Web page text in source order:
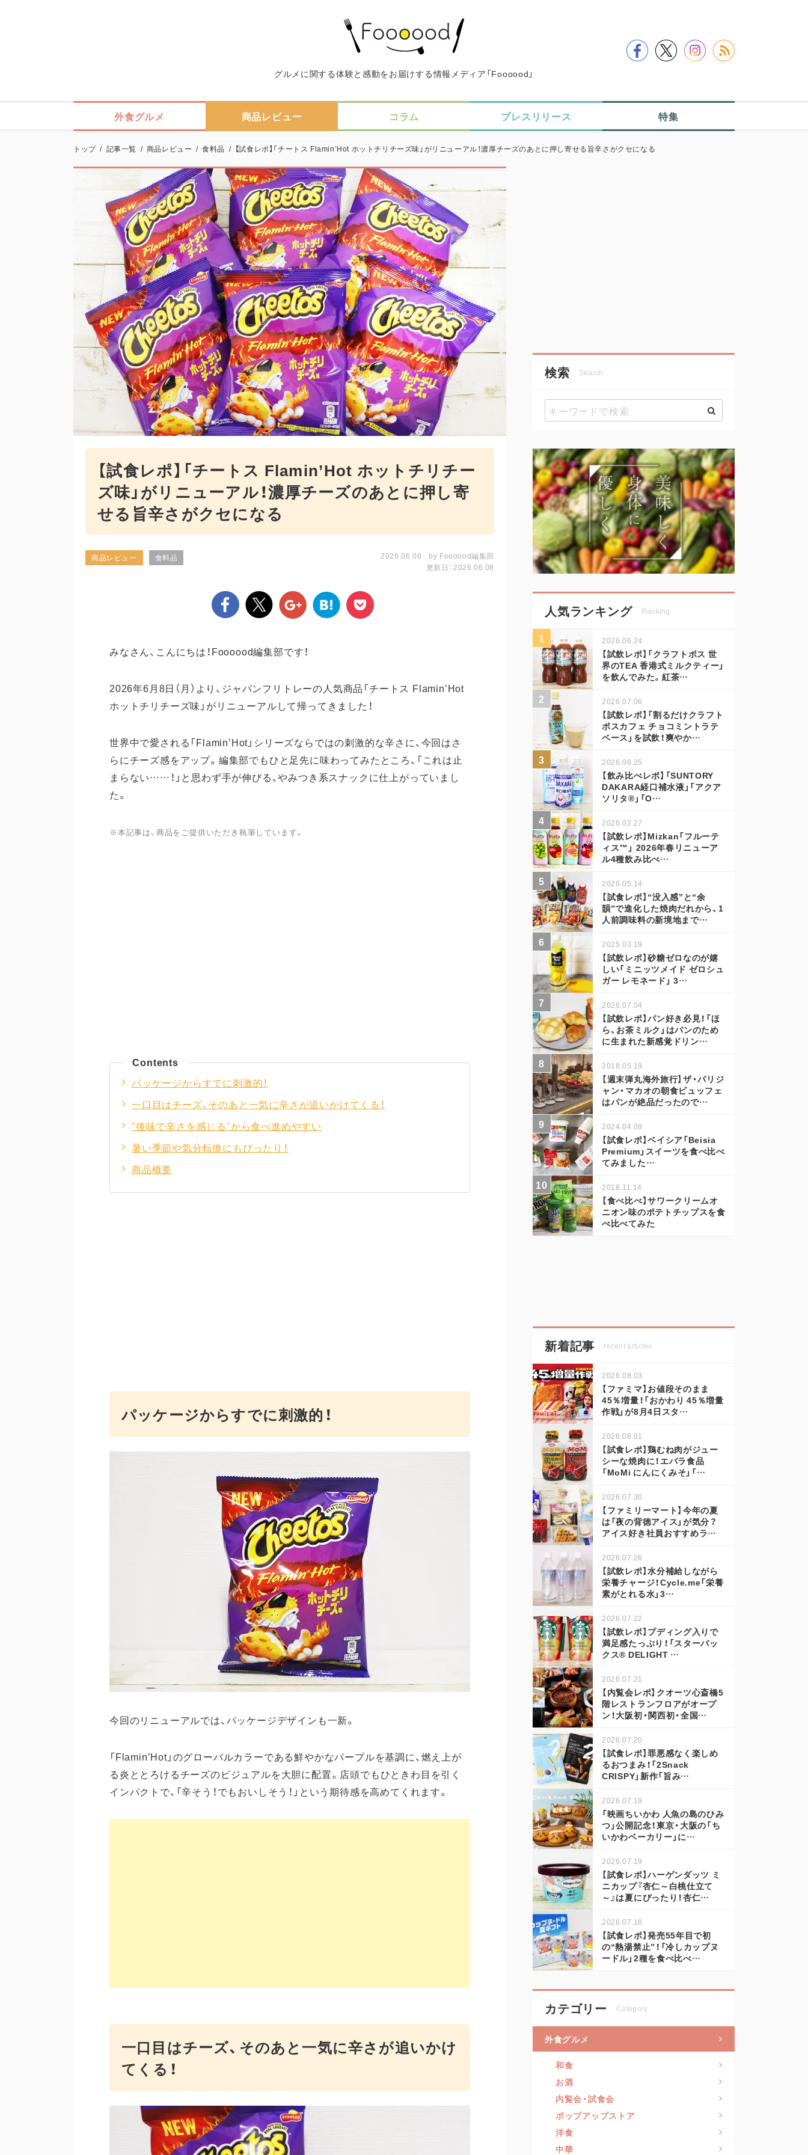
グルメに関する体験と感動をお届けする情報メディア「Foooood」
外食グルメ 商品レビュー コラム プレスリリース 特集
トップ / 記事一覧 / 商品レビュー / 食料品 / 【試食レポ】「チートス Flamin’Hot ホットチリチーズ味」がリニューアル！濃厚チーズのあとに押し寄せる旨辛さがクセになる
【試食レポ】「チートス Flamin’Hot ホットチリチー
ズ味」がリニューアル！濃厚チーズのあとに押し寄
せる旨辛さがクセになる
商品レビュー 食料品 2026.06.08 by Foooood編集部
更新日：2026.06.08
みなさん、こんにちは！Foooood編集部です！
2026年6月8日（月）より、ジャパンフリトレーの人気商品「チートス Flamin’Hot
ホットチリチーズ味」がリニューアルして帰ってきました！
世界中で愛される「Flamin’Hot」シリーズならではの刺激的な辛さに、今回はさ
らにチーズ感をアップ。編集部でもひと足先に味わってみたところ、「これは止
まらない……！」と思わず手が伸びる、やみつき系スナックに仕上がっていまし
た。
※本記事は、商品をご提供いただき執筆しています。
Contents
パッケージからすでに刺激的！
一口目はチーズ、そのあと一気に辛さが追いかけてくる！
"後味で辛さを感じる"から食べ進めやすい
暑い季節や気分転換にもぴったり！
商品概要
パッケージからすでに刺激的！
今回のリニューアルでは、パッケージデザインも一新。
「Flamin’Hot」のグローバルカラーである鮮やかなパープルを基調に、燃え上が
る炎ととろけるチーズのビジュアルを大胆に配置。店頭でもひときわ目を引く
インパクトで、「辛そう！でもおいしそう！」という期待感を高めてくれます。
一口目はチーズ、そのあと一気に辛さが追いかけ
てくる！
検索 Search
人気ランキング Ranking
2026.06.24
【試飲レポ】「クラフトボス 世
界のTEA 香港式ミルクティー」
を飲んでみた。紅茶…
2026.07.06
【試飲レポ】「割るだけクラフト
ボスカフェ チョコミントラテ
ベース」を試飲！爽やか…
2026.06.25
【飲み比べレポ】「SUNTORY
DAKARA経口補水液」「アクア
ソリタ®」「O…
2026.02.27
【試飲レポ】Mizkan「フルーテ
ィス™」 2026年春リニューア
ル4種飲み比べ…
2026.05.14
【試食レポ】“没入感”と“余
韻”で進化した焼肉だれから、1
人前調味料の新境地まで…
2025.03.19
【試飲レポ】砂糖ゼロなのが嬉
しい「ミニッツメイド ゼロシュ
ガー レモネード」 3…
2026.07.04
【試飲レポ】パン好き必見！「ほ
ら、お茶ミルク」はパンのため
に生まれた新感覚ドリン…
2018.05.19
【週末弾丸海外旅行】ザ・パリジ
ャン・マカオの朝食ビュッフェ
はパンが絶品だったので…
2024.04.09
【試食レポ】ベイシア「Beisia
Premium」スイーツを食べ比べ
てみました…
2018.11.14
【食べ比べ】サワークリームオ
ニオン味のポテトチップスを食
べ比べてみた
新着記事 recent articles
2026.08.03
【ファミマ】お値段そのまま
45％増量！「おかわり 45％増量
作戦」が8月4日スタ…
2026.08.01
【試食レポ】鶏むね肉がジュー
シーな焼肉に！エバラ食品
「MoMi にんにくみそ」「…
2026.07.30
【ファミリーマート】今年の夏
は「夜の背徳アイス」が気分？
アイス好き社員おすすめラ…
2026.07.26
【試飲レポ】水分補給しながら
栄養チャージ！Cycle.me「栄養
素がとれる水」3…
2026.07.22
【試飲レポ】プディング入りで
満足感たっぷり！「スターバッ
クス® DELIGHT …
2026.07.21
【内覧会レポ】クオーツ心斎橋5
階レストランフロアがオープ
ン！大阪初・関西初・全国…
2026.07.20
【試食レポ】罪悪感なく楽しめ
るおつまみ！「2Snack
CRISPY」新作「旨み…
2026.07.19
「映画ちいかわ 人魚の島のひみ
つ」公開記念！東京・大阪の「ち
いかわベーカリー」に…
2026.07.19
【試食レポ】ハーゲンダッツ ミ
ニカップ『杏仁～白桃仕立て
～』は夏にぴったり！杏仁…
2026.07.18
【試食レポ】発売55年目で初
の“熱湯禁止”！「冷しカップヌ
ードル」2種を食べ比べ…
カテゴリー Category
外食グルメ
和食
お酒
内覧会・試食会
ポップアップストア
洋食
中華